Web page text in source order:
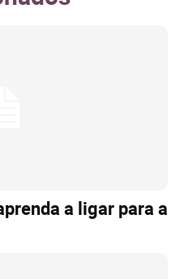
a ligar para a